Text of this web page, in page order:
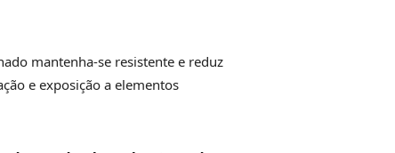
mantenha-se resistente e reduz
e exposição a elementos